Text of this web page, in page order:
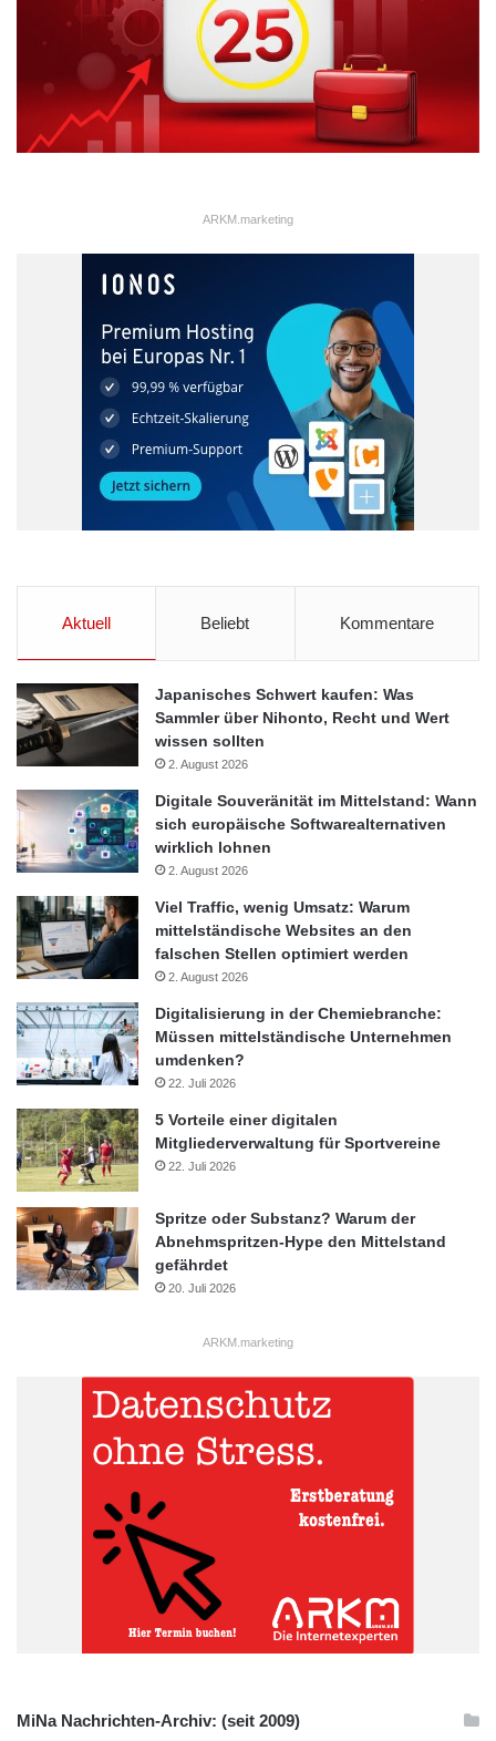
ARKM.marketing
Aktuell Beliebt Kommentare
Japanisches Schwert kaufen: Was
Sammler über Nihonto, Recht und Wert
wissen sollten
2. August 2026
Digitale Souveränität im Mittelstand: Wann
sich europäische Softwarealternativen
wirklich lohnen
2. August 2026
Viel Traffic, wenig Umsatz: Warum
mittelständische Websites an den
falschen Stellen optimiert werden
2. August 2026
Digitalisierung in der Chemiebranche:
Müssen mittelständische Unternehmen
umdenken?
22. Juli 2026
5 Vorteile einer digitalen
Mitgliederverwaltung für Sportvereine
22. Juli 2026
Spritze oder Substanz? Warum der
Abnehmspritzen-Hype den Mittelstand
gefährdet
20. Juli 2026
ARKM.marketing
MiNa Nachrichten-Archiv: (seit 2009)